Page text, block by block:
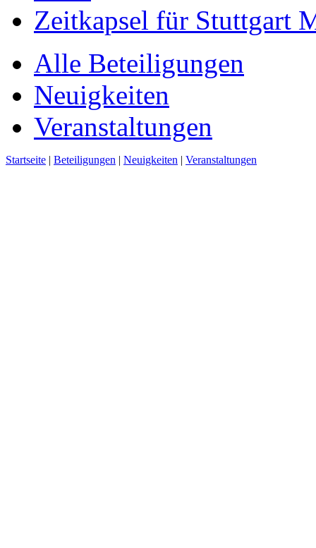
Zeitkapsel für Stuttgart
Alle Beteiligungen
Neuigkeiten
Veranstaltungen
Startseite | Beteiligungen | Neuigkeiten | Veranstaltungen